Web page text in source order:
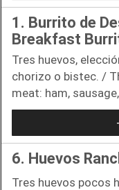
1. Burrito de
Breakfast
Tres huevos,
chorizo o bistec. /
meat: ham,
6. Huevos
Tres huevos pocos